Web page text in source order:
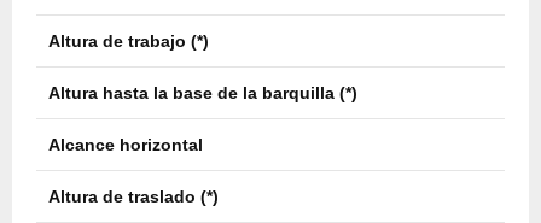
Altura de trabajo (*)
Altura hasta la base de la barquilla (*)
Alcance horizontal
Altura de traslado (*)